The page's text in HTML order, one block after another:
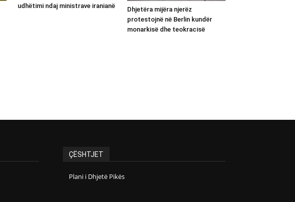
udhëtimi ndaj ministrave iranianë
Dhjetëra mijëra njerëz
protestojnë në Berlin kundër
monarkisë dhe teokracisë
ÇËSHTJET
Plani i Dhjetë Pikës